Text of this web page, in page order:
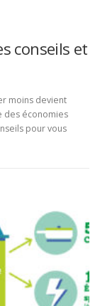
conseils et
moins devient
des économies
pour vous